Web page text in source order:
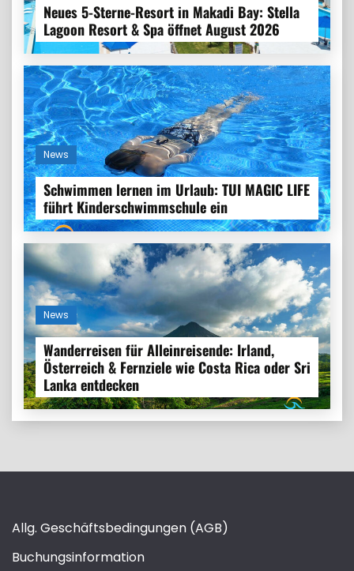
Neues 5-Sterne-Resort in Makadi Bay: Stella
Lagoon Resort & Spa öffnet August 2026
News
Schwimmen lernen im Urlaub: TUI MAGIC LIFE
führt Kinderschwimmschule ein
News
Wanderreisen für Alleinreisende: Irland,
Österreich & Fernziele wie Costa Rica oder Sri
Lanka entdecken
Allg. Geschäftsbedingungen (AGB)
Buchungsinformation